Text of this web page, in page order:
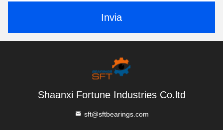
Invia
Shaanxi Fortune Industries Co.ltd
sft@sftbearings.com